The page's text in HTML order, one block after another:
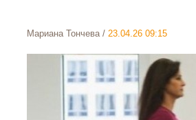
Мариана Тончева/ 23.04.26 09:15